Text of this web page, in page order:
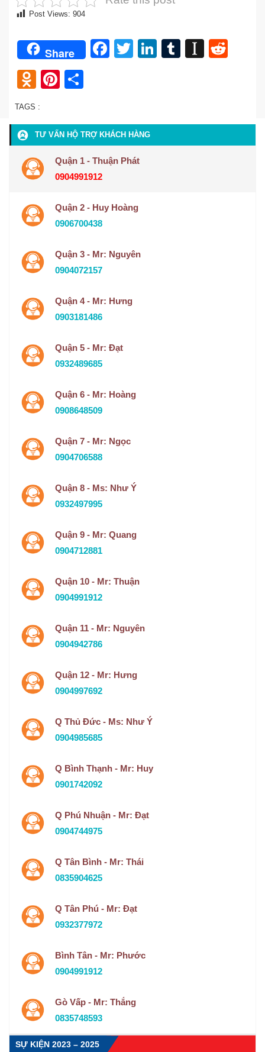
Post Views: 904
Share Facebook
TwitterLinkedIn
Tumblr
Odnoklassniki
Pinterest
TAGS :
TƯ VẤN HỘ TRỢ KHÁCH HÀNG
Quận 1 - Thuận Phát
0904991912
Quận 2 - Huy Hoàng
0906700438
Quận 3 - Mr: Nguyên
0904072157
Quận 4 - Mr: Hưng
0903181486
Quận 5 - Mr: Đạt
0932489685
Quận 6 - Mr: Hoàng
0908648509
Quận 7 - Mr: Ngọc
0904706588
Quận 8 - Ms: Như Ý
0932497995
Quận 9 - Mr: Quang
0904712881
Quận 10 - Mr: Thuận
0904991912
Quận 11 - Mr: Nguyên
0904942786
Quận 12 - Mr: Hưng
0904997692
Q Thủ Đức - Ms: Như Ý
0904985685
Q Bình Thạnh - Mr: Huy
0901742092
Q Phú Nhuận - Mr: Đạt
0904744975
Q Tân Bình - Mr: Thái
0835904625
Q Tân Phú - Mr: Đạt
0932377972
Bình Tân - Mr: Phước
0904991912
Gò Vấp - Mr: Thắng
0835748593
SỰ KIỆN 2023 – 2025